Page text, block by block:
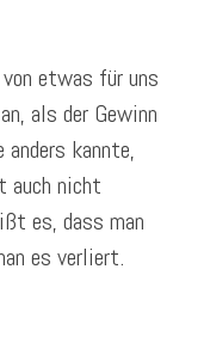
etwas für uns
als der Gewinn
anders kannte,
auch nicht
es, dass man
es verliert.